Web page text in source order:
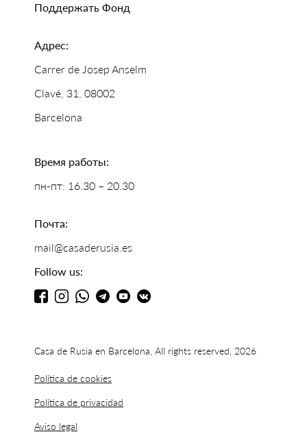
Поддержать Фонд
Адрес:
Carrer de Josep Anselm
Clavé, 31, 08002
Barcelona
Время работы:
пн-пт: 16.30 – 20.30
Почта:
mail@casaderusia.es
Follow us:
Casa de Rusia en Barcelona, All rights reserved, 2026
Política de cookies
Política de privacidad
Aviso legal